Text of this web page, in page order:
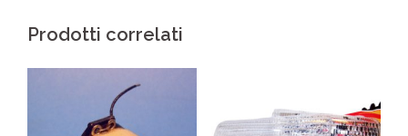
Prodotti correlati